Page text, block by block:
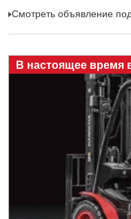
Смотреть объявление
В настоящее время